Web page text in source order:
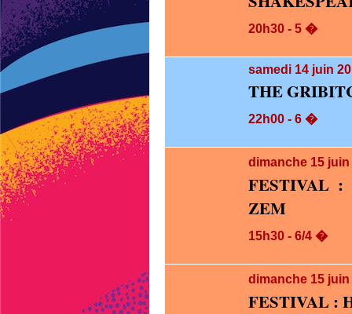
20h30 - 5 �
samedi 14 juin
THE
22h00 - 6 �
dimanche 15
FESTIVAL :
ZEM
15h30 - 6/4 �
dimanche 15
FESTIVAL :